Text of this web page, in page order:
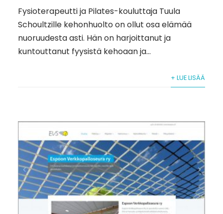
Fysioterapeutti ja Pilates-kouluttaja Tuula
Schoultzille kehonhuolto on ollut osa elämää
nuoruudesta asti. Hän on harjoittanut ja
kuntouttanut fyysistä kehoaan ja...
+ LUE LISÄÄ